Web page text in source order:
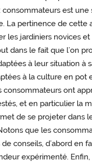
consommateurs est une
La pertinence de cette
les jardiniers novices et
dans le fait que l’on
à leur situation à
à la culture en pot
consommateurs ont
et en particulier la
de se projeter dans
que les
conseils, d’abord en
expérimenté. Enfin,